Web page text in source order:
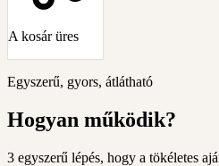
A kosár üres
Egyszerű, gyors, átlátható
Hogyan működik?
3 egyszerű lépés, hogy a tökéletes